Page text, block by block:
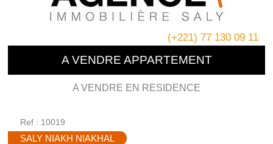
(+221) 77 130 09 11
A VENDRE APPARTEMENT
A VENDRE EN RESIDENCE
Ref : 10019
SALY NIAKH NIAKHAL